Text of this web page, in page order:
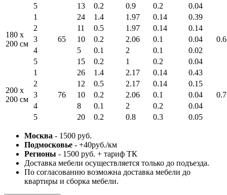
5
13 0.2 0.9 0.2 0.04
180 x
200 см
1
65
24 1.4 1.97 0.14 0.39
2 11 0.5 1.97 0.14
0.14
3
10 0.2 2.06 0.1
0.04
4
5 0.1 2 0.1
0.02
5
15 0.2 1 0.2 0.04
200 x
200 см
1
76
26 1.4 2.17 0.14 0.43
2 12 0.5 2.17 0.14
0.15
3
10 0.2 2.06 0.1
0.04
4
8 0.1 2 0.2
0.04
5
20 0.2 0.8 0.3 0.05
Москва - 1500 руб.
Подмосковье - +40руб./км
Регионы - 1500 руб. + тариф ТК
Доставка мебели осуществляется только до подъезда.
По согласованию возможна доставка мебели до
квартиры и сборка мебели.